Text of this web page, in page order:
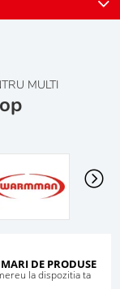
MULTI
DE PRODUSE
la dispozitia ta